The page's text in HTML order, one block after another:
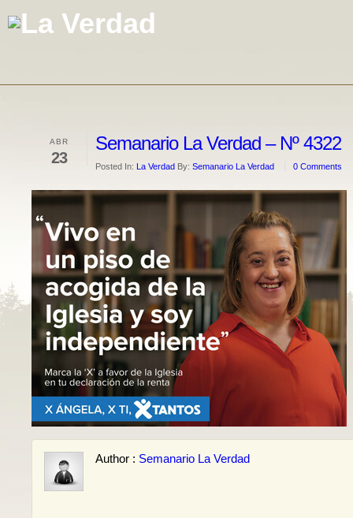
ABR
23
Semanario La Verdad – Nº 4322
Posted In: La Verdad By: Semanario La Verdad 0 Comments
Author : Semanario La Verdad